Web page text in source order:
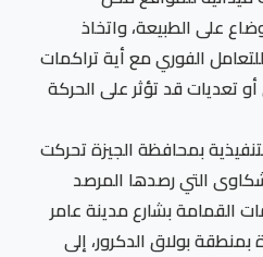
على الطبيعة، واتخاذ
للتعامل الفوري مع أية تراكمات
تعديات قد تؤثر على الحركة
بمحافظة الجيزة تحركت
التي رصدها المرصد
القمامة بشارع مدينة عامر
بولاق الدكرور، إلى